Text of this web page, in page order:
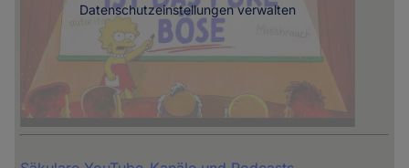
Datenschutzeinstellungen verwalten